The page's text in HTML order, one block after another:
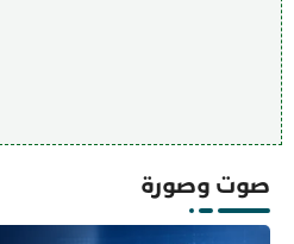
صوت وصورة